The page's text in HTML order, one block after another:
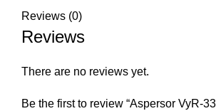
Reviews (0)
Reviews
There are no reviews yet.
Be the first to review “Aspersor VyR-